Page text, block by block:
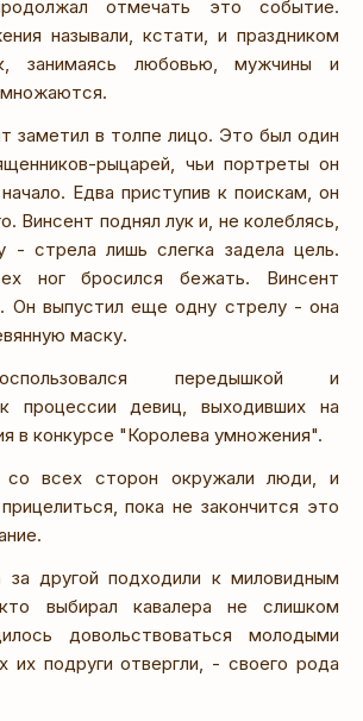
отмечать это событие.
называли, кстати, и праздником
занимаясь любовью, мужчины и
заметил в толпе лицо. Это был один
рыцарей, чьи портреты он
Едва приступив к поискам, он
Винсент поднял лук и, не колеблясь,
- стрела лишь слегка задела цель.
ног бросился бежать. Винсент
Он выпустил еще одну стрелу - она
маску.
передышкой и
процессии девиц, выходивших на
в конкурсе "Королева умножения".
со всех сторон окружали люди, и
пока не закончится это
другой подходили к миловидным
выбирал кавалера не слишком
довольствоваться молодыми
их подруги отвергли, - своего рода